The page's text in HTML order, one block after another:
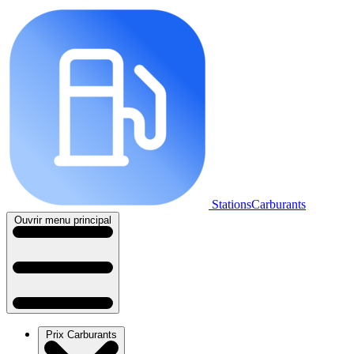
StationsCarburants
Ouvrir menu principal
Prix Carburants